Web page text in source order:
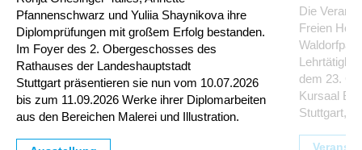
Pfannenschwarz und Yuliia Shaynikova ihre
Diplomprüfungen mit großem Erfolg bestanden.
Im Foyer des 2. Obergeschosses des
Rathauses der Landeshauptstadt
Stuttgart präsentieren sie nun vom 10.07.2026
bis zum 11.09.2026 Werke ihrer Diplomarbeiten
aus den Bereichen Malerei und Illustration.
Die
Freien
dem 23.
Kursaal
Stuttgart,